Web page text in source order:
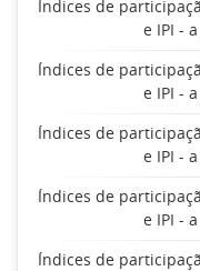
Índices de
e IPI -
Índices de
e IPI -
Índices de
e IPI -
Índices de
e IPI -
Índices de